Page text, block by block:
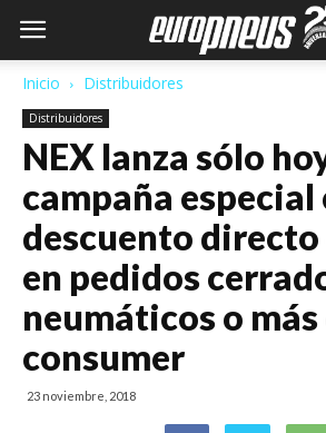
Inicio Distribuidores
Distribuidores
NEX lanza sólo
campaña especial
descuento directo
en pedidos
neumáticos o más
consumer
23 noviembre, 2018